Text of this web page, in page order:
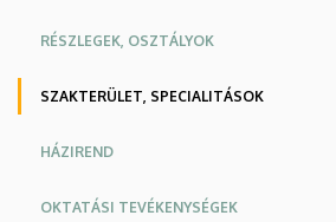
RÉSZLEGEK, OSZTÁLYOK
SZAKTERÜLET, SPECIALITÁSOK
HÁZIREND
OKTATÁSI TEVÉKENYSÉGEK